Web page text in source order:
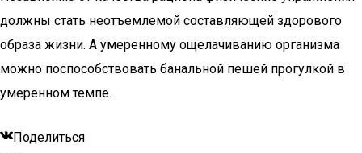
должны стать неотъемлемой составляющей здорового
образа жизни. А умеренному ощелачиванию организма
можно поспособствовать банальной пешей прогулкой в
умеренном темпе.
Поделиться